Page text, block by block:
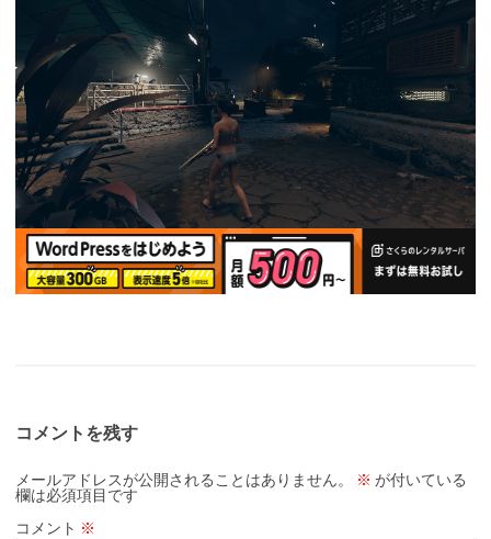
コメントを残す
メールアドレスが公開されることはありません。 ※ が付いている
欄は必須項目です
コメント ※